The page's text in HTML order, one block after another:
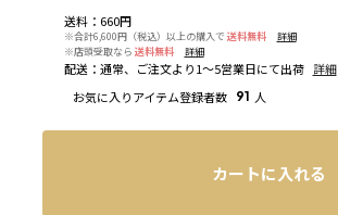
送料： 660円
※合計6,600円（税込）以上の購入で 送料無料
詳細
※店頭受取なら 送料無料 詳細
配送： 通常、ご注文より1～5営業日にて出荷 詳細
お気に入りアイテム登録者数
91 人
カートに入れる